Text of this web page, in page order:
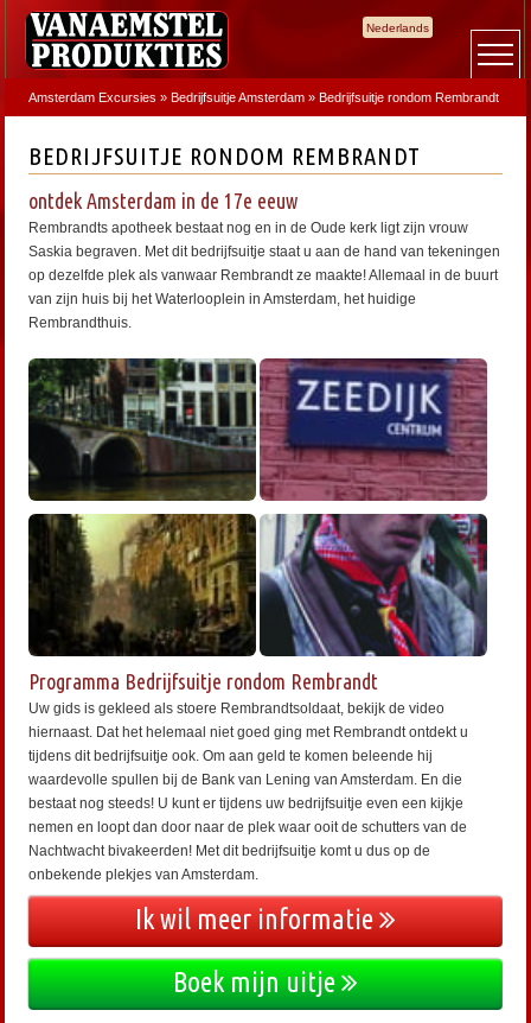
Nederlands
Amsterdam Excursies » Bedrijfsuitje Amsterdam » Bedrijfsuitje rondom Rembrandt
BEDRIJFSUITJE RONDOM REMBRANDT
ontdek Amsterdam in de 17e eeuw
Rembrandts apotheek bestaat nog en in de Oude kerk ligt zijn vrouw
Saskia begraven. Met dit bedrijfsuitje staat u aan de hand van tekeningen
op dezelfde plek als vanwaar Rembrandt ze maakte! Allemaal in de buurt
van zijn huis bij het Waterlooplein in Amsterdam, het huidige
Rembrandthuis.
Programma Bedrijfsuitje rondom Rembrandt
Uw gids is gekleed als stoere Rembrandtsoldaat, bekijk de video
hiernaast. Dat het helemaal niet goed ging met Rembrandt ontdekt u
tijdens dit bedrijfsuitje ook. Om aan geld te komen beleende hij
waardevolle spullen bij de Bank van Lening van Amsterdam. En die
bestaat nog steeds! U kunt er tijdens uw bedrijfsuitje even een kijkje
nemen en loopt dan door naar de plek waar ooit de schutters van de
Nachtwacht bivakeerden! Met dit bedrijfsuitje komt u dus op de
onbekende plekjes van Amsterdam.
Ik wil meer informatie
Boek mijn uitje